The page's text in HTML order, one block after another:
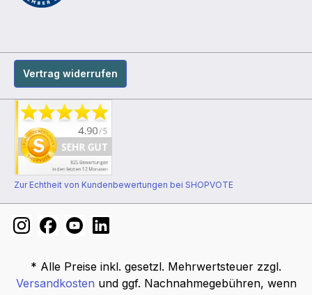
Vertrag widerrufen
Zur Echtheit von Kundenbewertungen bei SHOPVOTE
* Alle Preise inkl. gesetzl. Mehrwertsteuer zzgl.
Versandkosten und ggf. Nachnahmegebühren, wenn